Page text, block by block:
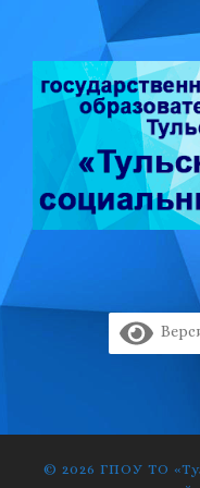
© 2026 ГПОУ ТО